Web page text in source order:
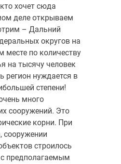
хочет сюда
деле открываем
– Дальний
округов на
месте по количеству
на тысячу человек
регион нуждается в
степени!
много
сооружений. Это
корни. При
сооружении
строилось
предполагаемым